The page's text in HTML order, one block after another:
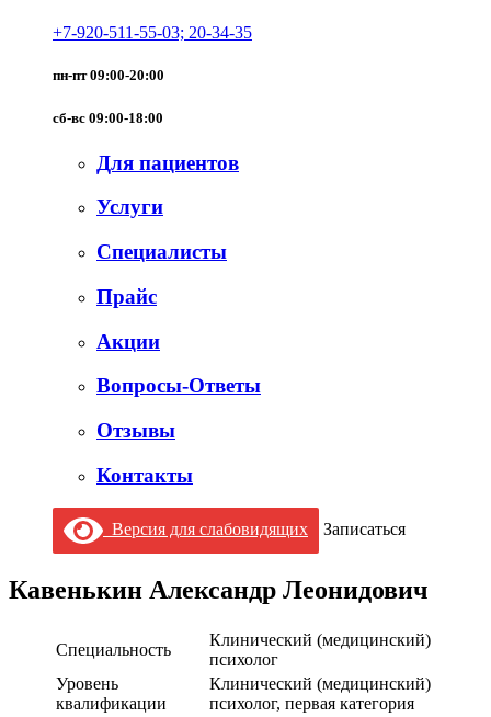
+7-920-511-55-03; 20-34-35
пн-пт 09:00-20:00
сб-вс 09:00-18:00
Для пациентов
Услуги
Специалисты
Прайс
Акции
Вопросы-Ответы
Отзывы
Контакты
Версия для слабовидящих Записаться
Кавенькин Александр Леонидович
Cпециальность
Клинический (медицинский)
психолог
Уровень
квалификации
Клинический (медицинский)
психолог, первая категория